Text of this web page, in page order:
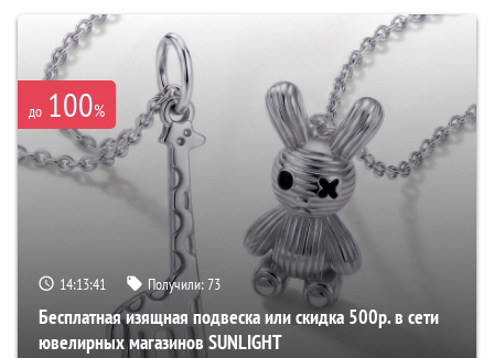
до 100%
14:13:40 Получили:73
Бесплатная изящная подвеска или скидка 500р. в сети
ювелирных магазинов SUNLIGHT